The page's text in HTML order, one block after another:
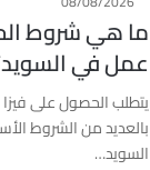
ما هي شروط
عمل في
يتطلب الحصول على
بالعديد من الشروط
السويد…